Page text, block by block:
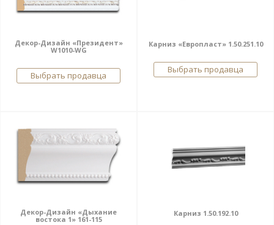
Декор-Дизайн «Президент»
W1010-WG
Выбрать продавца
Карниз «Европласт» 1.50.251.10
Выбрать продавца
Декор-Дизайн «Дыхание
востока 1» 161-115
Карниз 1.50.192.10